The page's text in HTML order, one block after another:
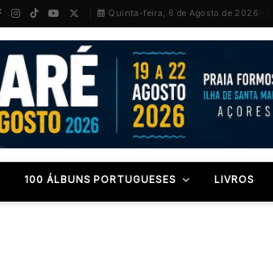
Quinta-feira, 6 de Agosto de 2026
100 ÁLBUNS PORTUGUESES LIVROS